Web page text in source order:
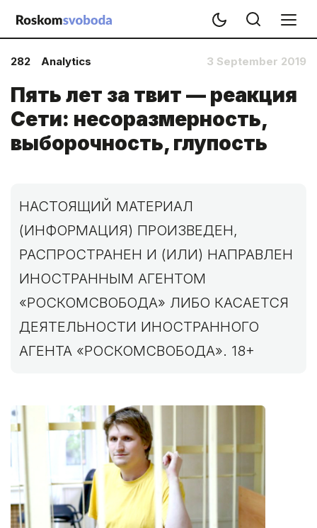
282 Analytics 3 September 2019
Пять лет за твит — реакция
Сети: несоразмерность,
выборочность, глупость
НАСТОЯЩИЙ МАТЕРИАЛ
(ИНФОРМАЦИЯ) ПРОИЗВЕДЕН,
РАСПРОСТРАНЕН И (ИЛИ) НАПРАВЛЕН
ИНОСТРАННЫМ АГЕНТОМ
«РОСКОМСВОБОДА» ЛИБО КАСАЕТСЯ
ДЕЯТЕЛЬНОСТИ ИНОСТРАННОГО
АГЕНТА «РОСКОМСВОБОДА». 18+